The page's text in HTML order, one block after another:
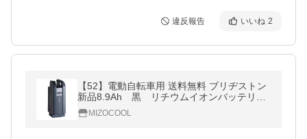
違反報告 いいね 2
【52】電動自転車用 送料無料 ブリヂストン
新品8.9Ah 黒 リチウムイオンバッテリ
ー （X83-10 X83-11 X83-12 X83-30 X
MIZOCOOL